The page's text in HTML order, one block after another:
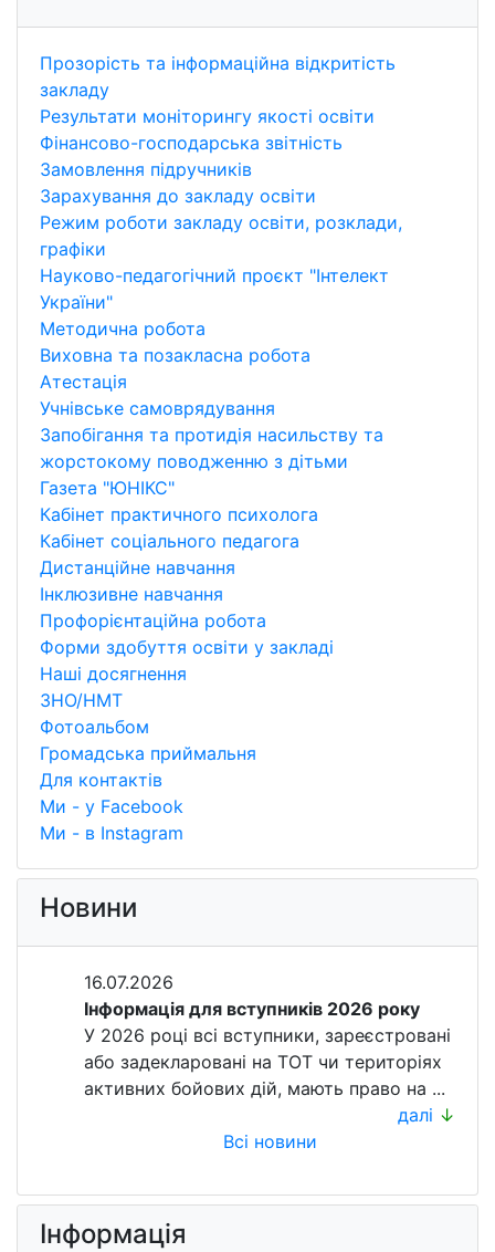
Прозорість та інформаційна відкритість
закладу
Результати моніторингу якості освіти
Фінансово-господарська звітність
Замовлення підручників
Зарахування до закладу освіти
Режим роботи закладу освіти, розклади,
графіки
Науково-педагогічний проєкт "Інтелект
України"
Методична робота
Виховна та позакласна робота
Атестація
Учнівське самоврядування
Запобігання та протидія насильству та
жорстокому поводженню з дітьми
Газета "ЮНІКС"
Кабінет практичного психолога
Кабінет соціального педагога
Дистанційне навчання
Інклюзивне навчання
Профорієнтаційна робота
Форми здобуття освіти у закладі
Наші досягнення
ЗНО/НМТ
Фотоальбом
Громадська приймальня
Для контактів
Ми - у Facebook
Ми - в Instagram
Новини
16.07.2026
Інформація для вступників 2026 року
У 2026 році всі вступники, зареєстровані
або задекларовані на ТОТ чи територіях
активних бойових дій, мають право на ...
далі ↓
Всі новини
Інформація